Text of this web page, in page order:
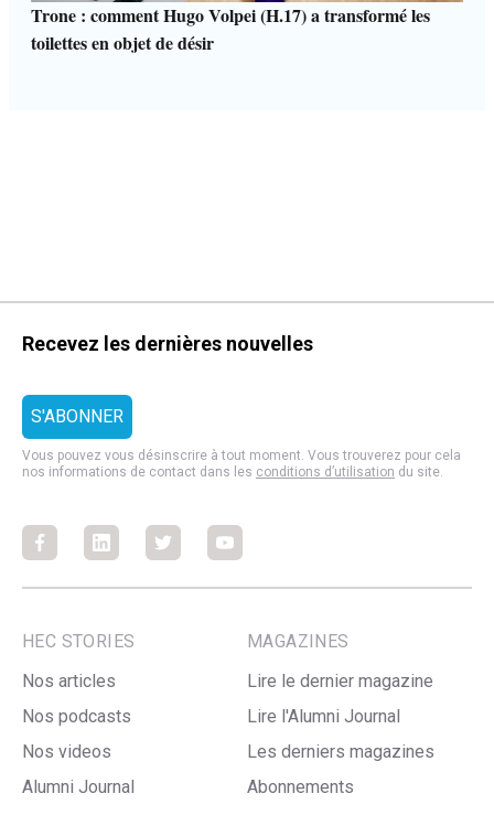
Trone : comment Hugo Volpei (H.17) a transformé les
toilettes en objet de désir
Recevez les dernières nouvelles
Vous pouvez vous désinscrire à tout moment. Vous trouverez pour cela
nos informations de contact dans les conditions d’utilisation du site.
FacebookFacebookFacebookFacebook
HEC STORIES
Nos articles
Nos podcasts
Nos videos
Alumni Journal
MAGAZINES
Lire le dernier magazine
Lire l'Alumni Journal
Les derniers magazines
Abonnements